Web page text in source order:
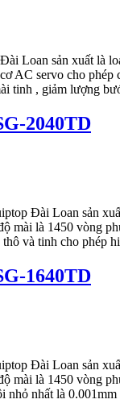
Loan sản xuất là
AC servo cho
tinh , giảm lượng
2040TD
Đài Loan sản
mài là 1450 vòng
và tinh cho phép
1640TD
Đài Loan sản
mài là 1450 vòng
nhất là